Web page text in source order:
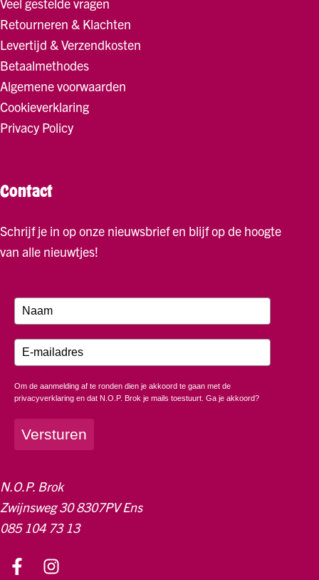
Retourneren & Klachten
Levertijd & Verzendkosten
Betaalmethodes
Algemene voorwaarden
Cookieverklaring
Privacy Policy
Contact
Schrijf je in op onze nieuwsbrief en blijf op de hoogte
van alle nieuwtjes!
Om de aanmelding af te ronden dien je akkoord te gaan met de
privacyverklaring en dat N.O.P. Brok je mails toestuurt. Ga je akkoord?
Versturen
N.O.P. Brok
Zwijnsweg 30 8307PV Ens
085 104 73 13